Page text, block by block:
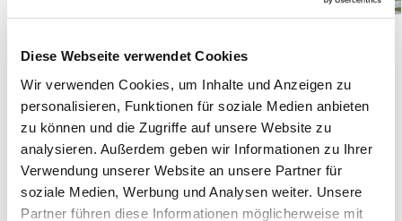
Diese Webseite verwendet Cookies
Wir verwenden Cookies, um Inhalte und Anzeigen zu
personalisieren, Funktionen für soziale Medien anbieten
zu können und die Zugriffe auf unsere Website zu
analysieren. Außerdem geben wir Informationen zu Ihrer
Verwendung unserer Website an unsere Partner für
soziale Medien, Werbung und Analysen weiter. Unsere
Partner führen diese Informationen möglicherweise mit
Evangelischen Kirchengemeinden Erwitte-Anröchte
und Geseke ein Tauffest unter freiem Himmel.
Der Gottesdienst, bei dem Sie sich oder Ihr(e)
Kind(er) taufen lassen können, beginnt um 14 Uhr
an der Geseker Bache auf dem Schulhof am
Städtischen Gymnasium Antonianum in Geseke,
Wichburgerstraße 1.